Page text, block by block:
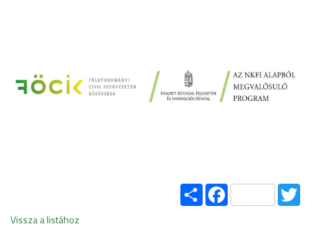
ShareFacebook
Vissza a listához